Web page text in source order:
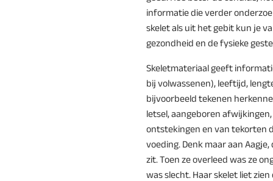
informatie die verder
skelet als uit het gebit kun je
gezondheid en de fysieke
Skeletmateriaal geeft
bij volwassenen), leeftijd,
bijvoorbeeld tekenen
letsel, aangeboren
ontstekingen en van tekorten
voeding. Denk maar aan
zit. Toen ze overleed was ze
was slecht. Haar skelet liet